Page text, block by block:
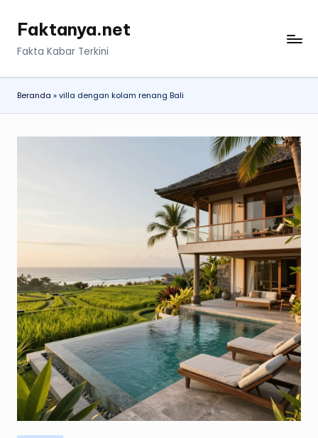
Faktanya.net
Fakta Kabar Terkini
Beranda »villa dengan kolam renang Bali